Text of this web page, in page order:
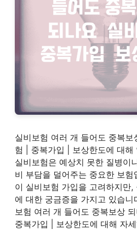
실비보험 여러 개 들어도 중복
험 | 중복가입 | 보상한도에 대해
실비보험은 예상치 못한 질병이
비 부담을 덜어주는 중요한 보험
이 실비보험 가입을 고려하지만,
에 대한 궁금증을 가지고 있습니
보험 여러 개 들어도 중복보상 되
중복가입 | 보상한도에 대해 자